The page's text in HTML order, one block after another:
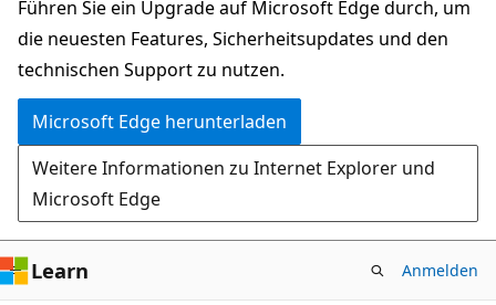
Führen Sie ein Upgrade auf Microsoft Edge durch, um
die neuesten Features, Sicherheitsupdates und den
technischen Support zu nutzen.
Microsoft Edge herunterladen
Weitere Informationen zu Internet Explorer und
Microsoft Edge
Learn Anmelden